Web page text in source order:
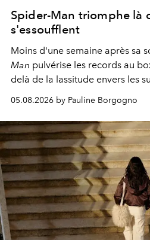
Spider-Man triomphe là
s'essoufflent
Moins d'une semaine après sa
Man pulvérise les records au
delà de la lassitude envers les
personnages continuent de
05.08.2026 by Pauline Borgogno